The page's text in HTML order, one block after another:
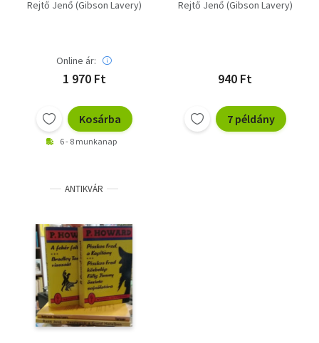
Rejtő Jenő (Gibson Lavery)
Online ár:
1 970 Ft
Kosárba
6 - 8 munkanap
Rejtő Jenő (Gibson Lavery)
940 Ft
7 példány
ANTIKVÁR